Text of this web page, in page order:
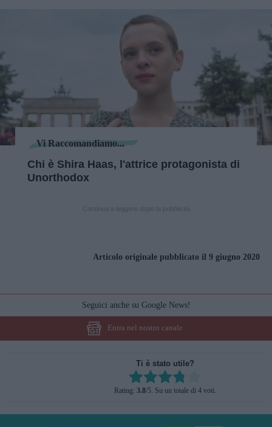
Vi Raccomandiamo...
Chi è Shira Haas, l'attrice protagonista di
Unorthodox
Articolo originale pubblicato il 9 giugno 2020
Seguici anche su Google News!
Entra nel nostro canale
Ti è stato utile?
Rate this item:
SUBMIT RATING
Rating: 3.8/5. Su un totale di 4 voti.